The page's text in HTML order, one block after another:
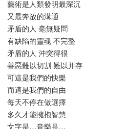
藝術是人類發明最深沉
又最奔放的溝通
矛盾的人 毫無疑問
有缺陷的靈魂 不完整
矛盾的人 沖突得很
善惡難以切割 難以并存
可這是我們的快樂
而這是我們的自由
每天不停在做選擇
多久才能擁抱智慧
文字是…音樂是…